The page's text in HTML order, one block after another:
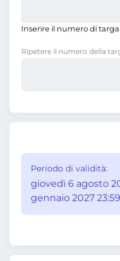
Inserire il numero di
Ripetere il numero della
Periodo di validità:
giovedì 6 agosto
gennaio 2027 23:59